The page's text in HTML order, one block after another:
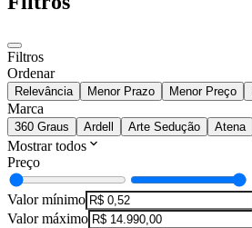
Filtros
Ordenar
Relevância Menor Prazo Menor Preço
Marca
360 Graus Ardell Arte Sedução Atena
Mostrar todos
Preço
Valor mínimo
Valor máximo